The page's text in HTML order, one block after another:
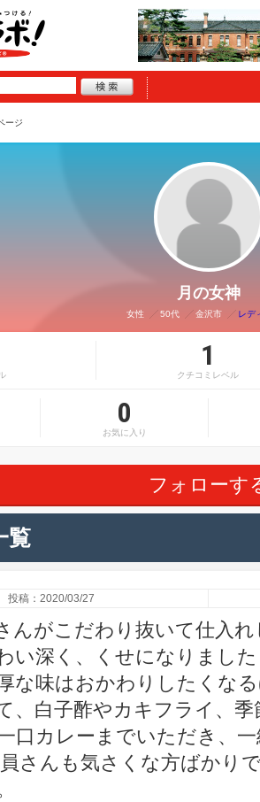
ージ
月の女神
女性 50代 金沢市 レデ
1
クチコミレベル
0
お気に入り
フォローす
覧
投稿：2020/03/27
んがこだわり抜いて仕入
い深く、くせになりまし
な味はおかわりしたくな
、白子酢やカキフライ、
口カレーまでいただき、
さんも気さくな方ばかり